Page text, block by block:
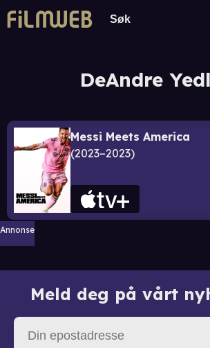
DeAndre
Messi Meets America
2023–2023
Annonse
Meld deg på vårt